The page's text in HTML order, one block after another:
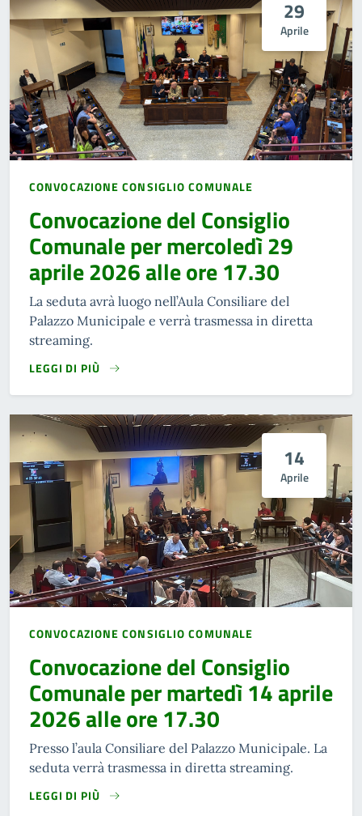
29
Aprile
CONVOCAZIONE CONSIGLIO COMUNALE
Convocazione del Consiglio
Comunale per mercoledì 29
aprile 2026 alle ore 17.30
La seduta avrà luogo nell’Aula Consiliare del
Palazzo Municipale e verrà trasmessa in diretta
streaming.
LEGGI DI PIÙ
14
Aprile
CONVOCAZIONE CONSIGLIO COMUNALE
Convocazione del Consiglio
Comunale per martedì 14 aprile
2026 alle ore 17.30
Presso l’aula Consiliare del Palazzo Municipale. La
seduta verrà trasmessa in diretta streaming.
LEGGI DI PIÙ